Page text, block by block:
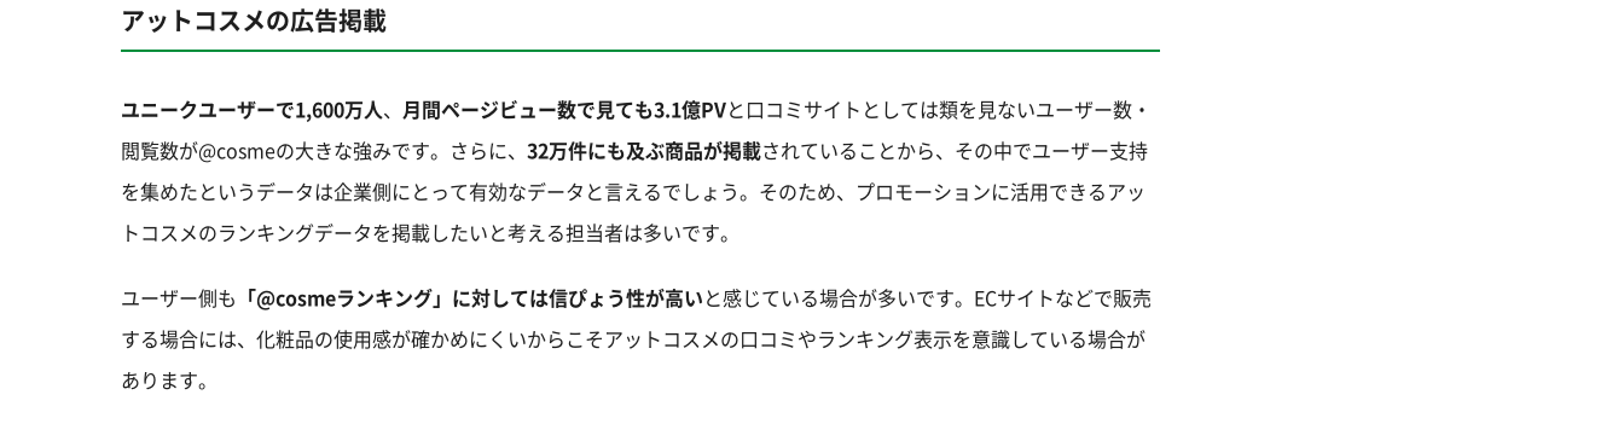
アットコスメの広告掲載
ユニークユーザーで1,600万人、 月間ページビュー数で見ても3.1億PVと口コミサイトとしては類を見ないユーザー数・
閲覧数が@cosmeの大きな強みです。さらに、 32万件にも及ぶ商品が掲載されていることから、その中でユーザー支持
を集めたというデータは企業側にとって有効なデータと言えるでしょう。そのため、プロモーションに活用できるアッ
トコスメのランキングデータを掲載したいと考える担当者は多いです。
ユーザー側も 「@cosmeランキング」に対しては信ぴょう性が高いと感じている場合が多いです。ECサイトなどで販売
する場合には、化粧品の使用感が確かめにくいからこそアットコスメの口コミやランキング表示を意識している場合が
あります。